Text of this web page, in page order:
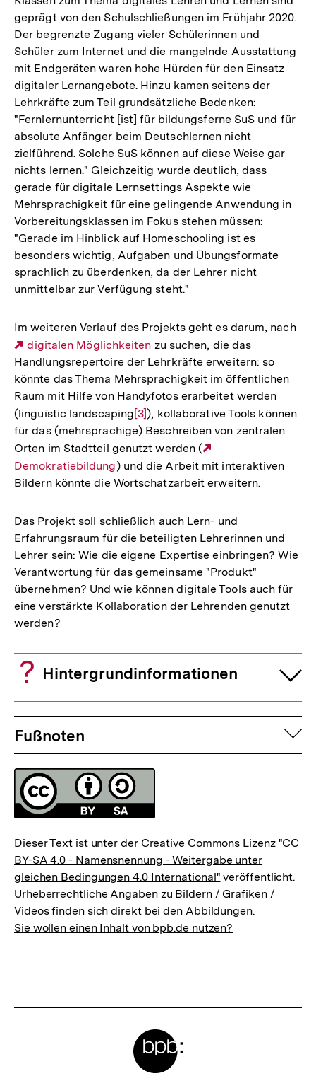
geprägt von den Schulschließungen im Frühjahr 2020.
Der begrenzte Zugang vieler Schülerinnen und
Schüler zum Internet und die mangelnde Ausstattung
mit Endgeräten waren hohe Hürden für den Einsatz
digitaler Lernangebote. Hinzu kamen seitens der
Lehrkräfte zum Teil grundsätzliche Bedenken:
"Fernlernunterricht [ist] für bildungsferne SuS und für
absolute Anfänger beim Deutschlernen nicht
zielführend. Solche SuS können auf diese Weise gar
nichts lernen." Gleichzeitig wurde deutlich, dass
gerade für digitale Lernsettings Aspekte wie
Mehrsprachigkeit für eine gelingende Anwendung in
Vorbereitungsklassen im Fokus stehen müssen:
"Gerade im Hinblick auf Homeschooling ist es
besonders wichtig, Aufgaben und Übungsformate
sprachlich zu überdenken, da der Lehrer nicht
unmittelbar zur Verfügung steht."
Im weiteren Verlauf des Projekts geht es darum, nach
Externer
Link:
digitalen Möglichkeiten zu suchen, die das
Handlungsrepertoire der Lehrkräfte erweitern: so
könnte das Thema Mehrsprachigkeit im öffentlichen
Raum mit Hilfe von Handyfotos erarbeitet werden
(linguistic landscapingZur
Auflösung
der
Fußnote
[3]), kollaborative Tools können
für das (mehrsprachige) Beschreiben von zentralen
Orten im Stadtteil genutzt werden (
Link:
Demokratiebildung) und die Arbeit mit interaktiven
Bildern könnte die Wortschatzarbeit erweitern.
Das Projekt soll schließlich auch Lern- und
Erfahrungsraum für die beteiligten Lehrerinnen und
Lehrer sein: Wie die eigene Expertise einbringen? Wie
Verantwortung für das gemeinsame "Produkt"
übernehmen? Und wie können digitale Tools auch für
eine verstärkte Kollaboration der Lehrenden genutzt
werden?
Hintergrundinformationen
Fussnoten
Fußnoten
Lizenz
Dieser Text ist unter der Creative Commons Lizenz "CC
BY-SA 4.0 - Namensnennung - Weitergabe unter
gleichen Bedingungen 4.0 International" veröffentlicht.
Urheberrechtliche Angaben zu Bildern / Grafiken /
Videos finden sich direkt bei den Abbildungen.
Sie wollen einen Inhalt von bpb.de nutzen?